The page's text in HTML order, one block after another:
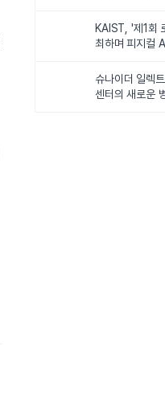
KAIST, '제1회
최하며 피지컬
슈나이더 일렉
센터의 새로운